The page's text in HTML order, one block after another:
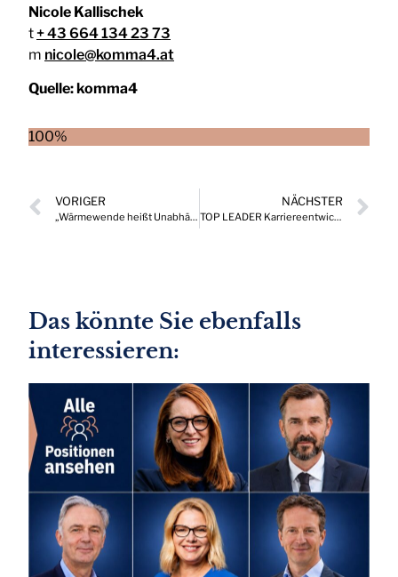
Nicole Kallischek
t+ 43 664 134 23 73
m nicole@komma4.at
Quelle: komma4
100%
VORIGER
„Wärmewende heißt Unabhängigkeit – für Europa und Österreich“
NÄCHSTER
TOP LEADER Karriereentwicklungen, die Drehscheibe wichtiger Positionen in Österreich 10/2025
Das könnte Sie ebenfalls
interessieren: